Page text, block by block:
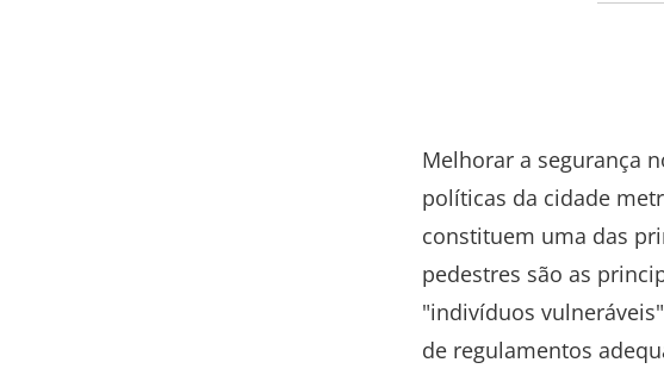
Melhorar a segurança
políticas da cidade
constituem uma das
pedestres são as
"indivíduos
de regulamentos